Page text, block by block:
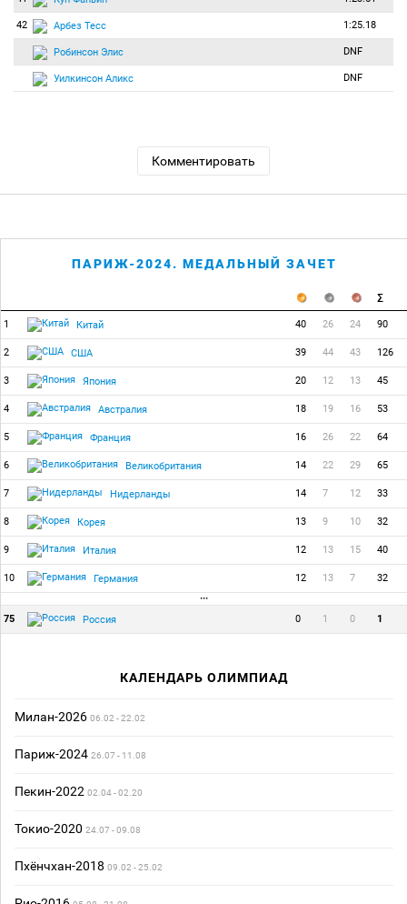
42 Арбез Тесс 1:25.18
Робинсон Элис DNF
Уилкинсон Аликс DNF
Комментировать
ПАРИЖ-2024. МЕДАЛЬНЫЙ ЗАЧЕТ
1 Китай 40 26 24 90
2 США 39 44 43 126
3 Япония 20 12 13 45
4 Австралия 18 19 16 53
5 Франция 16 26 22 64
6 Великобритания 14 22 29 65
7 Нидерланды 14 7 12 33
8 Корея 13 9 10 32
9 Италия 12 13 15 40
10 Германия 12 13 7
32
···
75
Россия 0 1 0 1
КАЛЕНДАРЬ ОЛИМПИАД
Милан-2026 06.02 - 22.02
Париж-2024 26.07 - 11.08
Пекин-2022 02.04 - 02.20
Токио-2020 24.07 - 09.08
Пхёнчхан-2018 09.02 - 25.02